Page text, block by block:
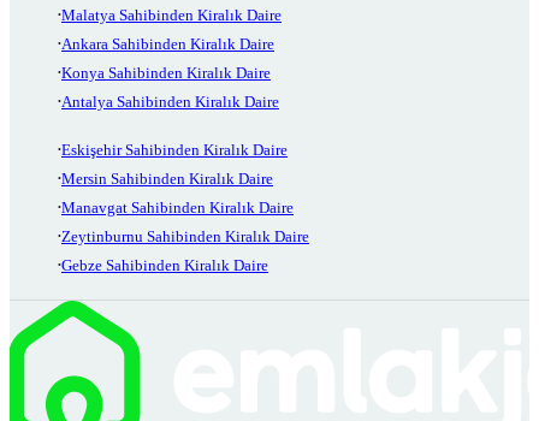
Malatya Sahibinden Kiralık Daire
Ankara Sahibinden Kiralık Daire
Konya Sahibinden Kiralık Daire
Antalya Sahibinden Kiralık Daire
Eskişehir Sahibinden Kiralık Daire
Mersin Sahibinden Kiralık Daire
Manavgat Sahibinden Kiralık Daire
Zeytinburnu Sahibinden Kiralık Daire
Gebze Sahibinden Kiralık Daire